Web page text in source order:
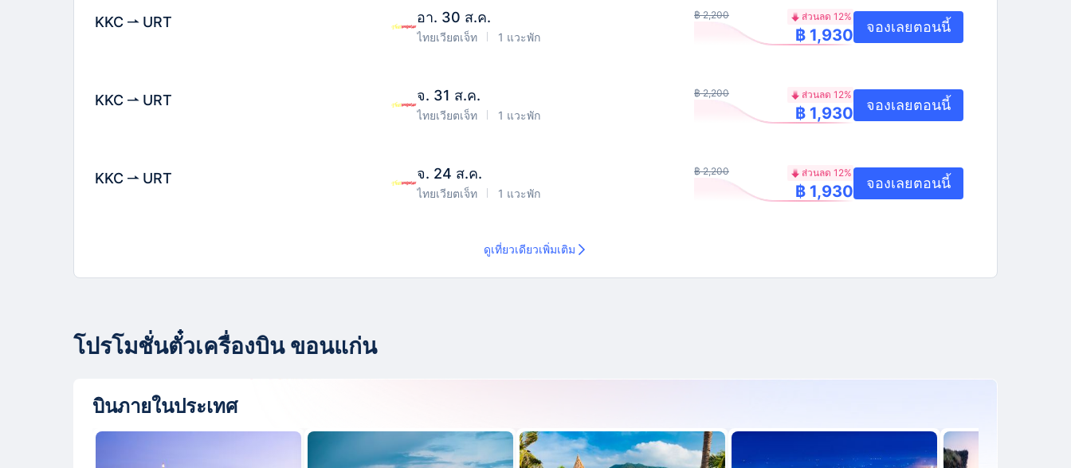
KKC URT อา. 30 ส.ค.
ไทยเวียตเจ็ท 1 แวะพัก
฿ 2,200 ส่วนลด 12%
฿ 1,930 จองเลยตอนนี้
KKC URT จ. 31 ส.ค.
ไทยเวียตเจ็ท 1 แวะพัก
฿ 2,200 ส่วนลด 12%
฿ 1,930 จองเลยตอนนี้
KKC URT จ. 24 ส.ค.
ไทยเวียตเจ็ท 1 แวะพัก
฿ 2,200 ส่วนลด 12%
฿ 1,930 จองเลยตอนนี้
ดูเที่ยวเดียวเพิ่มเติม
โปรโมชั่นตั๋วเครื่องบิน ขอนแก่น
บินภายในประเทศ